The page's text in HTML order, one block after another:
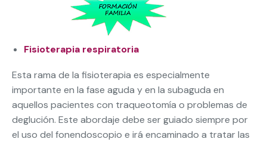
Fisioterapia respiratoria
Esta rama de la fisioterapia es especialmente
importante en la fase aguda y en la subaguda en
aquellos pacientes con traqueotomía o problemas de
deglución. Este abordaje debe ser guiado siempre por
el uso del fonendoscopio e irá encaminado a tratar las